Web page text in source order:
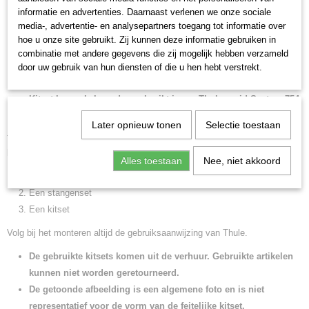
beschadigingen aan het dak van uw auto
Thule kitset wordt gemonteerd op een kaal vlak dak. U bevestigt de
kitset aan de onderzijde van de Thule Rapid System754voetenset.
De dakdragerstangen worden aan de bovenzijde van deze voetenset
Kitset kan enkel worden gebruikt i.c.m. Thule rapid System 754
Thule werkt met losse compenenten. Voor een complete dakdragersset
Een stangenset
Een kitset
Volg bij het monteren altijd de gebruiksaanwijzing van Thule.
De gebruikte kitsets komen uit de verhuur. Gebruikte artikelen
kunnen niet worden geretourneerd.
De getoonde afbeelding is een algemene foto en is niet
representatief voor de vorm van de feitelijke kitset.
informatie en advertenties. Daarnaast verlenen we onze sociale
media-, advertentie- en analysepartners toegang tot informatie over
hoe u onze site gebruikt. Zij kunnen deze informatie gebruiken in
combinatie met andere gegevens die zij mogelijk hebben verzameld
door uw gebruik van hun diensten of die u hen hebt verstrekt.
Later opnieuw tonen Selectie toestaan
Alles toestaan Nee, niet akkoord